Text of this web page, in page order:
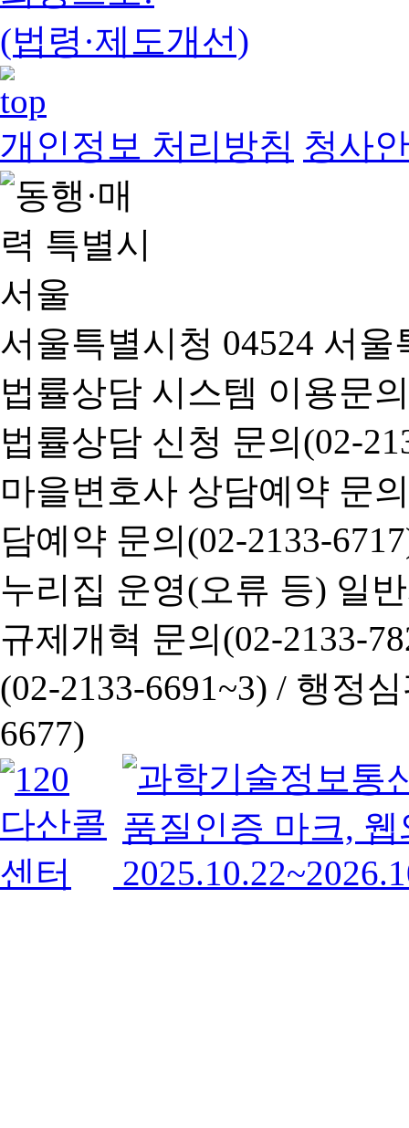
(법령·제도개선)
개인정보 처리방침 청사
서울특별시청 04524 서
법률상담 시스템 이용문
법률상담 신청 문의(02-
마을변호사 상담예약 문
담예약 문의(02-2133-
누리집 운영(오류 등) 일
규제개혁 문의(02-2133-
(02-2133-6691~3) / 행정심
6677)